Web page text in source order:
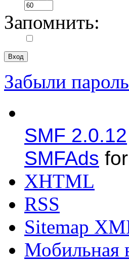
Запомнить:
Забыли
SMF 2.0.12
SMFAds for
XHTML
RSS
Sitemap
Мобильная